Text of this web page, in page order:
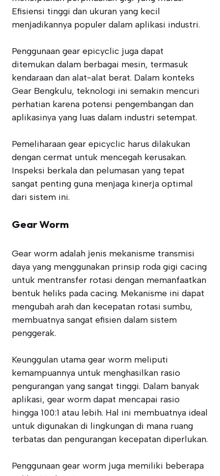
Efisiensi tinggi dan ukuran yang kecil
menjadikannya populer dalam aplikasi industri.
Penggunaan gear epicyclic juga dapat
ditemukan dalam berbagai mesin, termasuk
kendaraan dan alat-alat berat. Dalam konteks
Gear Bengkulu, teknologi ini semakin mencuri
perhatian karena potensi pengembangan dan
aplikasinya yang luas dalam industri setempat.
Pemeliharaan gear epicyclic harus dilakukan
dengan cermat untuk mencegah kerusakan.
Inspeksi berkala dan pelumasan yang tepat
sangat penting guna menjaga kinerja optimal
dari sistem ini.
Gear Worm
Gear worm adalah jenis mekanisme transmisi
daya yang menggunakan prinsip roda gigi cacing
untuk mentransfer rotasi dengan memanfaatkan
bentuk heliks pada cacing. Mekanisme ini dapat
mengubah arah dan kecepatan rotasi sumbu,
membuatnya sangat efisien dalam sistem
penggerak.
Keunggulan utama gear worm meliputi
kemampuannya untuk menghasilkan rasio
pengurangan yang sangat tinggi. Dalam banyak
aplikasi, gear worm dapat mencapai rasio
hingga 100:1 atau lebih. Hal ini membuatnya ideal
untuk digunakan di lingkungan di mana ruang
terbatas dan pengurangan kecepatan diperlukan.
Penggunaan gear worm juga memiliki beberapa